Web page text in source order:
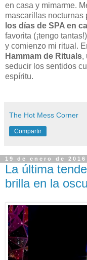
en casa y mimarme.
mascarillas nocturnas
los días de SPA en
favorita (¡tengo
y comienzo mi ritual.
Hammam de Rituals,
seducir los sentidos
espíritu.
The Hot Mess Corner
Compartir
19 de enero de 2016
La última
brilla en la